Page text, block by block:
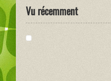
Vu récemment